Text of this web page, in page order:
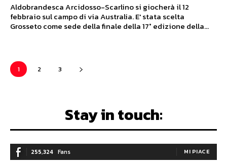
Aldobrandesca Arcidosso-Scarlino si giocherà il 12
febbraio sul campo di via Australia. E' stata scelta
Grosseto come sede della finale della 17° edizione della...
1 2 3
Stay in touch:
255,324 Fans MI PIACE